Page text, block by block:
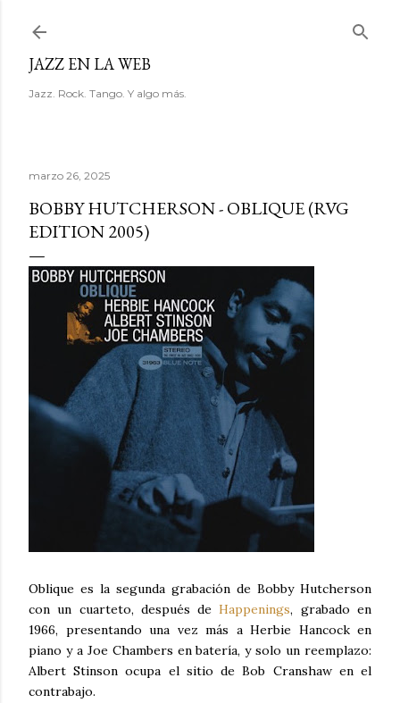
JAZZ EN LA WEB
Jazz. Rock. Tango. Y algo más.
marzo 26, 2025
BOBBY HUTCHERSON - OBLIQUE (RVG
EDITION 2005)
Oblique es la segunda grabación de Bobby Hutcherson
con un cuarteto, después deHappenings, grabado en
1966, presentando una vez más a Herbie Hancock en
piano y a Joe Chambers en batería, y solo un reemplazo:
Albert Stinson ocupa el sitio de Bob Cranshaw en el
contrabajo.